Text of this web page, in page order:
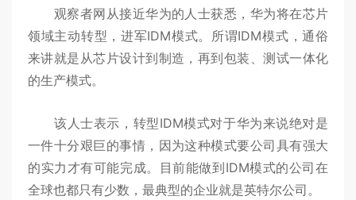
观察者网从接近华为的人士获悉，华为将在芯片
领域主动转型，进军IDM模式。所谓IDM模式，通俗
来讲就是从芯片设计到制造，再到包装、测试一体化
的生产模式。
该人士表示，转型IDM模式对于华为来说绝对是
一件十分艰巨的事情，因为这种模式要公司具有强大
的实力才有可能完成。目前能做到IDM模式的公司在
全球也都只有少数，最典型的企业就是英特尔公司。